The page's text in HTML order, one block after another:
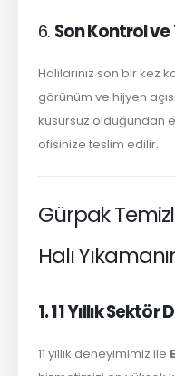
6. Son Kontrol
Halılarınız son bir kez
görünüm ve hijyen
kusursuz olduğundan
ofisinize teslim edilir.
Gürpak
Halı
1. 11 Yıllık Sektör
11 yıllık deneyimimiz ile